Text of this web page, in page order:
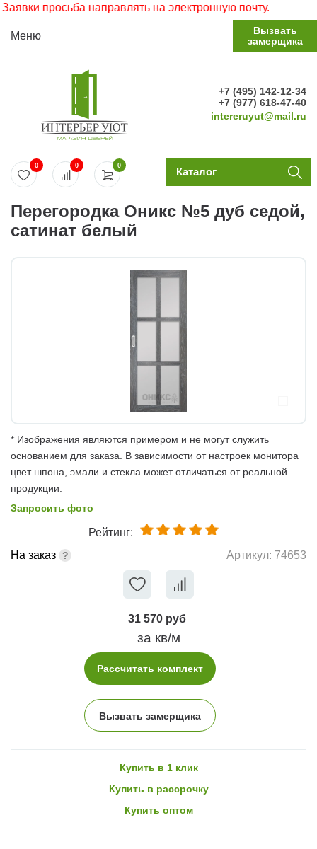
просьба направлять на электронную почту.
Меню
Вызвать
замерщика
+7 (495) 142-12-34
+7 (977) 618-47-40
intereruyut@mail.ru
0
0 0 Каталог
Перегородка Оникс №5 дуб седой,
сатинат белый
* Изображения являются примером и не могут служить
основанием для заказа. В зависимости от настроек монитора
цвет шпона, эмали и стекла может отличаться от реальной
продукции.
Запросить фото
Рейтинг:
На заказ
Артикул: 74653
31 570 руб
за кв/м
Рассчитать комплект
Вызвать замерщика
Купить в 1 клик
Купить в рассрочку
Купить оптом